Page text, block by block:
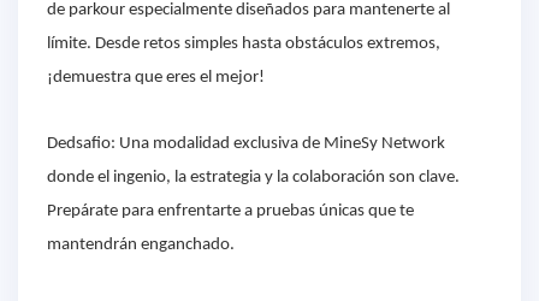
de parkour especialmente diseñados para mantenerte al
límite. Desde retos simples hasta obstáculos extremos,
¡demuestra que eres el mejor!
Dedsafio: Una modalidad exclusiva de MineSy Network
donde el ingenio, la estrategia y la colaboración son clave.
Prepárate para enfrentarte a pruebas únicas que te
mantendrán enganchado.